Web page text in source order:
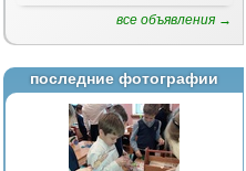
все объявления →
последние фотографии